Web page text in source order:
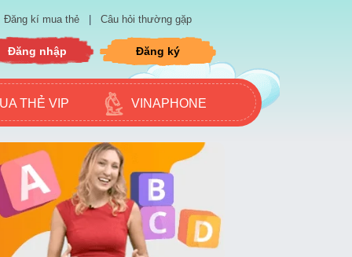
Đăng kí mua thẻ Câu hỏi thường gặp
Đăng nhập Đăng ký
THẺ VIP VINAPHONE